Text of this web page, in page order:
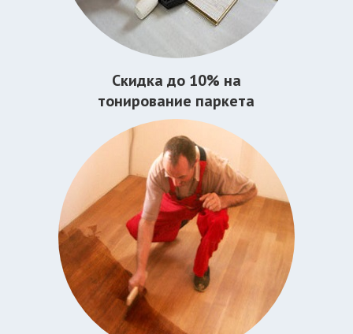
Скидка до 10% на
тонирование паркета